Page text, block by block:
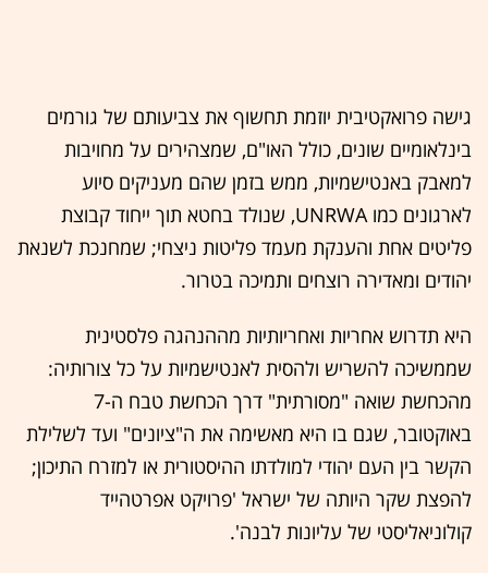
גישה פרואקטיבית יוזמת תחשוף את צביעותם של גורמים
בינלאומיים שונים, כולל האו"ם, שמצהירים על מחויבות
למאבק באנטישמיות, ממש בזמן שהם מעניקים סיוע
לארגונים כמו UNRWA, שנולד בחטא תוך ייחוד קבוצת
פליטים אחת והענקת מעמד פליטות ניצחי; שמחנכת לשנאת
יהודים ומאדירה רוצחים ותמיכה בטרור.
היא תדרוש אחריות ואחריותיות מההנהגה פלסטינית
שממשיכה להשריש ולהסית לאנטישמיות על כל צורותיה:
מהכחשת שואה "מסורתית" דרך הכחשת טבח ה-7
באוקטובר, שגם בו היא מאשימה את ה"ציונים" ועד לשלילת
הקשר בין העם יהודי למולדתו ההיסטורית או למזרח התיכון;
להפצת שקר היותה של ישראל 'פרויקט אפרטהייד
קולוניאליסטי של עליונות לבנה'.